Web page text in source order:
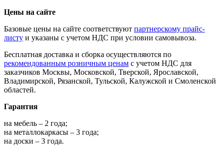
Цены на сайте
Базовые цены на сайте соответствуют партнерскому прайс-
листу и указаны с учетом НДС при условии самовывоза.
Бесплатная доставка и сборка осуществляются по
рекомендованным розничным ценам с учетом НДС для
заказчиков Москвы, Московской, Тверской, Ярославской,
Владимирской, Рязанской, Тульской, Калужской и Смоленской
областей.
Гарантия
на мебель – 2 года;
на металлокаркасы – 3 года;
на доски – 3 года.